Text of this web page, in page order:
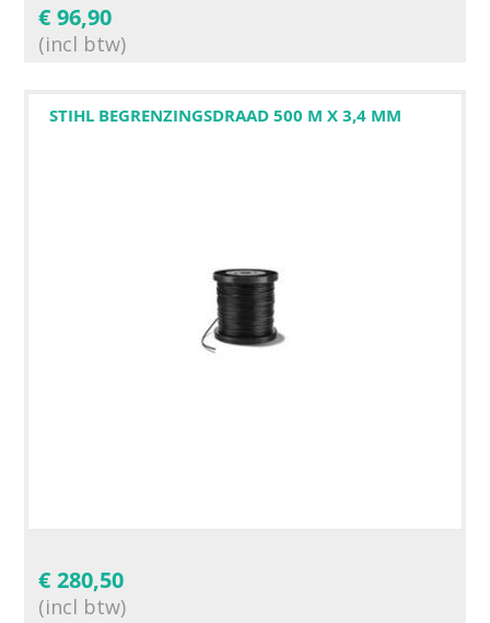
€ 96,90
(incl btw)
STIHL BEGRENZINGSDRAAD 500 M X 3,4 MM
€ 280,50
(incl btw)